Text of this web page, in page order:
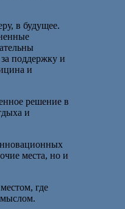
в будущее.
поддержку и
и
решение в
и
места, но и
где